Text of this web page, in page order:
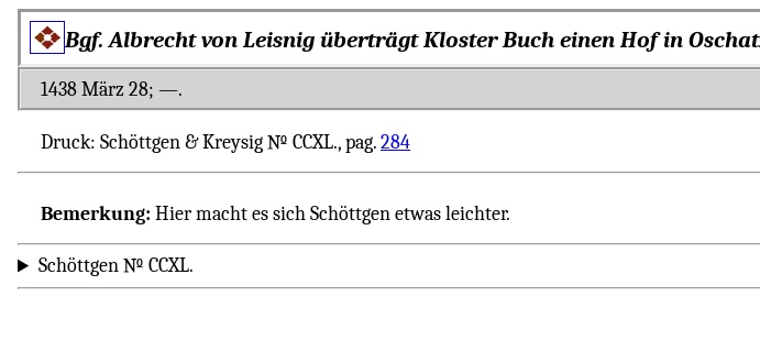
Bgf. Albrecht von Leisnig überträgt Kloster Buch einen Hof in
1438 März 28; ―.
Druck: Schöttgen & Kreysig № CCXL., pag.284
Bemerkung: Hier macht es sich Schöttgen etwas leichter.
Schöttgen № CCXL.